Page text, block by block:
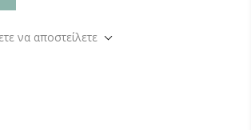
να αποστείλετε